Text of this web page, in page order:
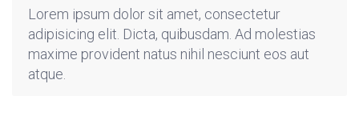
Lorem ipsum dolor sit amet, consectetur
adipisicing elit. Dicta, quibusdam. Ad molestias
maxime provident natus nihil nesciunt eos aut
atque.